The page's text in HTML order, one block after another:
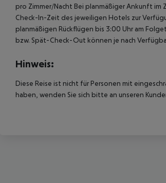
pro Zimmer/Nacht Bei planmäßiger Ankunft
Check-In-Zeit des jeweiligen Hotels zur
planmäßigen Rückflügen bis 3:00 Uhr am
bzw. Spät-Check-Out können je nach
Hinweis:
Diese Reise ist nicht für Personen mit
haben, wenden Sie sich bitte an unseren